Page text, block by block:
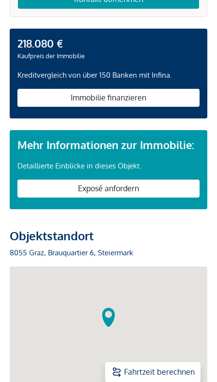
218.080 €
Kaufpreis der Immobilie
Kreditvergleich von über 150 Banken mit Infina.
Immobilie finanzieren
Mehr Informationen zur Immobilie:
Detaillierte Einblicke in dieses Objekt.
Exposé anfordern
Objektstandort
8055 Graz, Brauquartier 6, Steiermark
Fahrtzeit berechnen